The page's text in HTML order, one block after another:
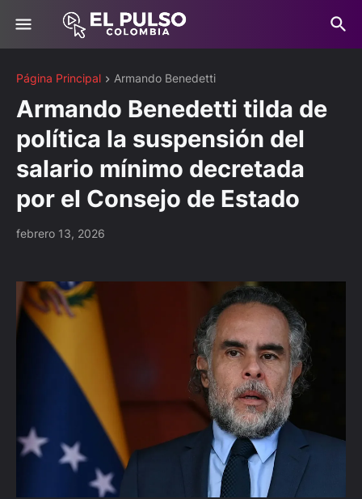
Página Principal Armando Benedetti
Armando Benedetti tilda de
política la suspensión del
salario mínimo decretada
por el Consejo de Estado
febrero 13, 2026